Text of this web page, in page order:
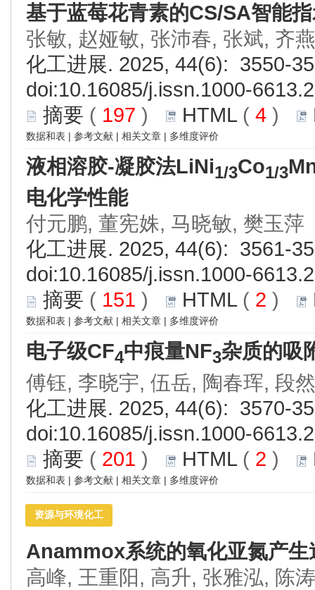
基于蓝莓花青素的CS/SA智能
张敏, 赵娅敏, 张沛春, 张斌, 齐
化工进展. 2025, 44(6): 3550-
doi:10.16085/j.issn.1000-
摘要 ( 197 ) HTML( 4 )
数据和表 | 参考文献 | 相关文章 | 多维度评价
液相溶胶-凝胶法LiNi1/3Co1/3
电化学性能
付元鹏, 董宪姝, 马晓敏, 樊玉萍
化工进展. 2025, 44(6): 3561-
doi:10.16085/j.issn.1000-
摘要 ( 151 ) HTML( 2 )
数据和表 | 参考文献 | 相关文章 | 多维度评价
电子级CF4中痕量NF3杂质的吸
傅钰, 李晓宇, 伍岳, 陶春珲, 段
化工进展. 2025, 44(6): 3570-
doi:10.16085/j.issn.1000-
摘要 ( 201 ) HTML( 2 )
数据和表 | 参考文献 | 相关文章 | 多维度评价
资源与环境化工
Anammox系统的氧化亚氮产生
高峰, 王重阳, 高升, 张雅泓, 陈